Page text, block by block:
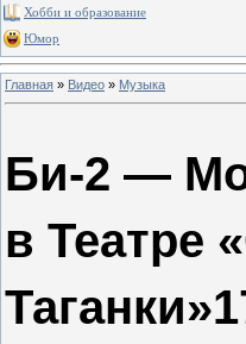
Хобби и образование
Юмор
Главная » Видео » Музыка
Би-2 —
в Театре